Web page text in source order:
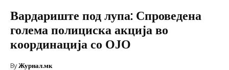
Вардариште под лупа: Спроведена
голема полициска акција во
координација со ОЈО
ByЖурнал.мк